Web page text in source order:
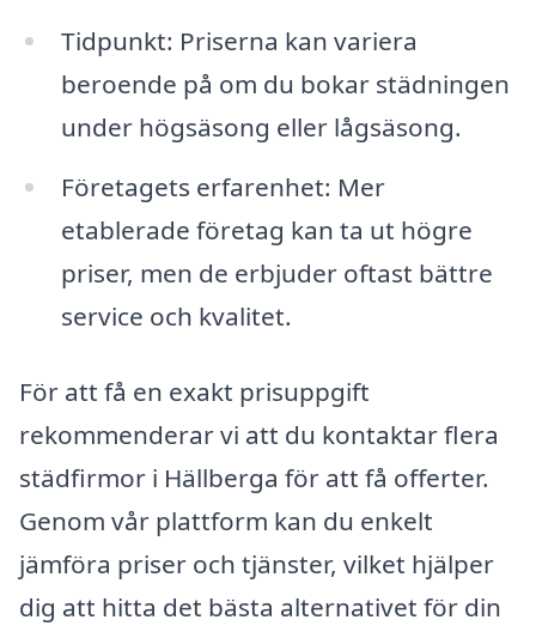
Tidpunkt: Priserna kan variera
beroende på om du bokar städningen
under högsäsong eller lågsäsong.
Företagets erfarenhet: Mer
etablerade företag kan ta ut högre
priser, men de erbjuder oftast bättre
service och kvalitet.
För att få en exakt prisuppgift
rekommenderar vi att du kontaktar flera
städfirmor i Hällberga för att få offerter.
Genom vår plattform kan du enkelt
jämföra priser och tjänster, vilket hjälper
dig att hitta det bästa alternativet för din